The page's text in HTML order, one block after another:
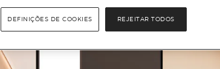
REJEITAR TODOS
DEFINIÇÕES DE COOKIES